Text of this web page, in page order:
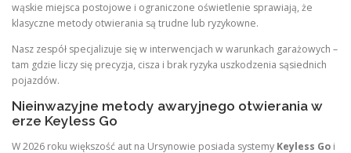
wąskie miejsca postojowe i ograniczone oświetlenie sprawiają, że
klasyczne metody otwierania są trudne lub ryzykowne.
Nasz zespół specjalizuje się w interwencjach w warunkach garażowych –
tam gdzie liczy się precyzja, cisza i brak ryzyka uszkodzenia sąsiednich
pojazdów.
Nieinwazyjne metody awaryjnego otwierania w
erze Keyless Go
W 2026 roku większość aut na Ursynowie posiada systemy Keyless Go i